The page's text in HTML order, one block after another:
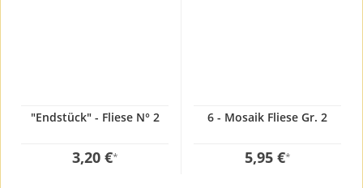
"Endstück" - Fliese N° 2
3,20 €*
6 - Mosaik Fliese Gr. 2
5,95 €*